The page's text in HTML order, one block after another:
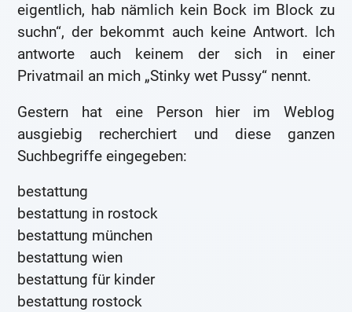
eigentlich, hab nämlich kein Bock im Block zu
suchn“, der bekommt auch keine Antwort. Ich
antworte auch keinem der sich in einer
Privatmail an mich „Stinky wet Pussy“ nennt.
Gestern hat eine Person hier im Weblog
ausgiebig recherchiert und diese ganzen
Suchbegriffe eingegeben:
bestattung
bestattung in rostock
bestattung münchen
bestattung wien
bestattung für kinder
bestattung rostock